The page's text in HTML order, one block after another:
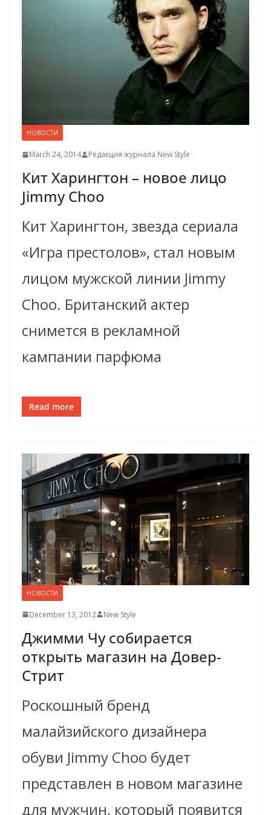
НОВОСТИ
March 24, 2014 Редакция журнала New Style
Кит Харингтон – новое лицо
Jimmy Choo
Кит Харингтон, звезда сериала
«Игра престолов», стал новым
лицом мужской линии Jimmy
Choo. Британский актер
снимется в рекламной
кампании парфюма
Read more
НОВОСТИ
December 13, 2012 New Style
Джимми Чу собирается
открыть магазин на Довер-
Стрит
Роскошный бренд
малайзийского дизайнера
обуви Jimmy Choo будет
представлен в новом магазине
для мужчин, который появится